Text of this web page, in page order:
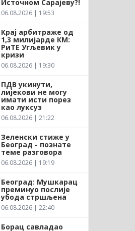
Источном Сарајеву?!
06.08.2026 | 19:53
Крај арбитраже од
1,3 милијарде КМ:
РиТЕ Угљевик у
кризи
06.08.2026 | 19:30
ПДВ укинути,
лијекови не могу
имати исти порез
као луксуз
06.08.2026 | 21:22
Зеленски стиже у
Београд - познате
теме разговора
06.08.2026 | 19:19
Београд: Мушкарац
преминуо послије
убода стршљена
06.08.2026 | 22:40
Борац савладао